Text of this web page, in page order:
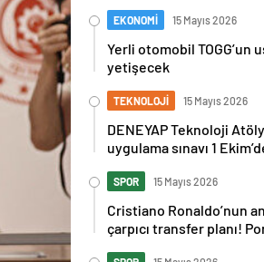
EKONOMİ 15 Mayıs 2026
Yerli otomobil TOGG’un
yetişecek
TEKNOLOJİ 15 Mayıs 2026
DENEYAP Teknoloji
uygulama sınavı 1
SPOR 15 Mayıs 2026
Cristiano Ronaldo’nun
çarpıcı transfer planı!